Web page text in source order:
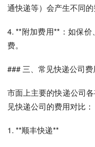
通快递等）会产生不同的
4. **附加费用**：如保
费。
### 三、常见快递公司
市面上主要的快递公司
见快递公司的费用对比：
1. **顺丰快递**